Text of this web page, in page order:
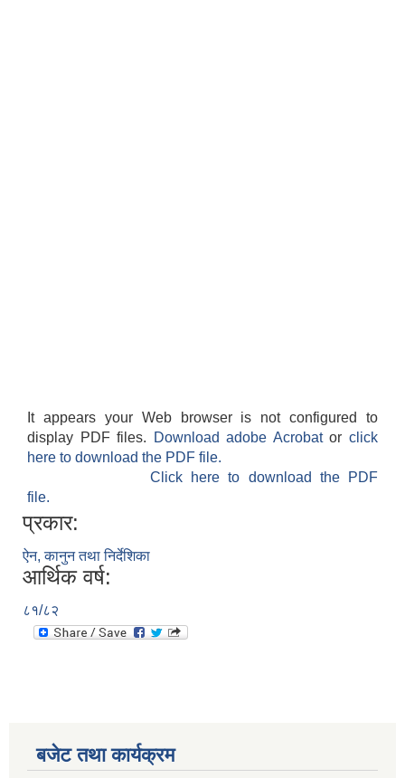
It appears your Web browser is not configured to
display PDF files.
Download adobe Acrobatorclick
here to download the PDF file.
Click here to download the PDF
file.
प्रकार:
ऐन, कानुन तथा निर्देशिका
आर्थिक वर्ष:
८१/८२
बजेट तथा कार्यक्रम